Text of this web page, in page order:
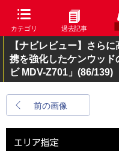
カテゴリ 過去記事
【ナビレビュー】さら
携を強化したケンウッ
ビ MDV-Z701」 (86/139)
前の画像